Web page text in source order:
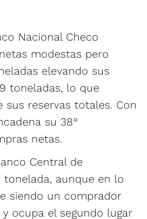
Nacional Checo
modestas pero
elevando sus
toneladas, lo que
sus reservas totales. Con
su 38°
netas.
Central de
tonelada, aunque en lo
siendo un comprador
ocupa el segundo lugar